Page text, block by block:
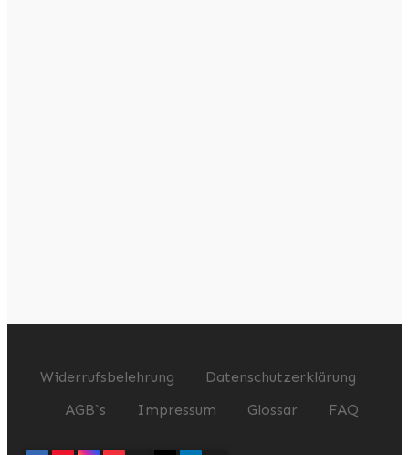
Widerrufsbelehrung
Datenschutzerklärung
AGB`s
Impressum Glossar FAQ